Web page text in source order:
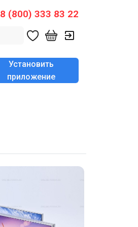
8 (800) 333 83 22
Установить
приложение